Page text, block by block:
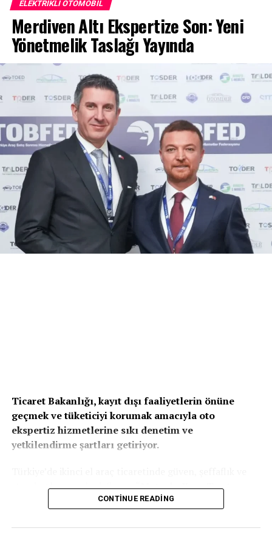
ELEKTRIKLI OTOMOBIL
Merdiven Altı Ekspertize Son: Yeni
Yönetmelik Taslağı Yayında
Ticaret Bakanlığı, kayıt dışı faaliyetlerin önüne
geçmek ve tüketiciyi korumak amacıyla oto
ekspertiz hizmetlerine sıkı denetim ve
yetkilendirme şartları getiriyor.
standartlaşmayı hedefleyen“Motorlu Kara Taşıtı
Ekspertiz Hizmetleri Hakkında Yönetmelik Taslağı”
görüşüne açıldı.
CONTINUE READING